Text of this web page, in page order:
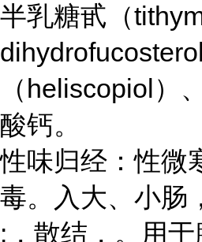
半乳糖甙（
（heliscopiol）
酸钙。
性味归经：性微
毒。入大、小肠
:，散结，。用于